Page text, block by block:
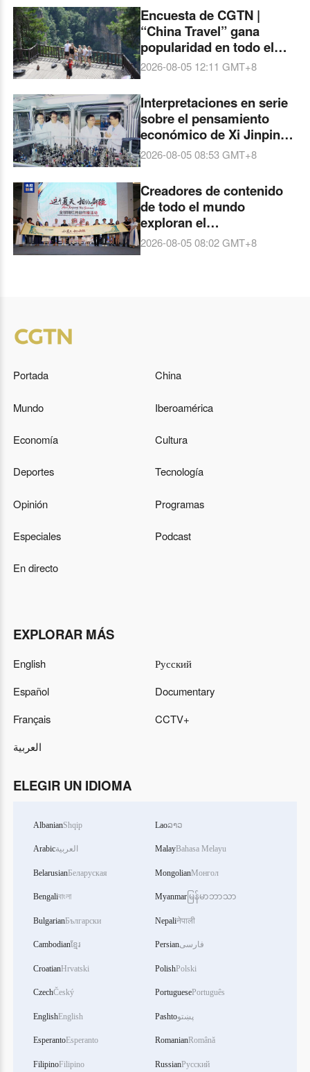
Encuesta de CGTN |
“China Travel” gana
popularidad en todo el
mundo. Más del 90 % de
aumento del interés
global por China
2026-08-05 12:11 GMT+8
Interpretaciones en serie
sobre el pensamiento
económico de Xi Jinping:
El nacimiento de
liderazgo internacional de
China en computación
cuántica fotónica
2026-08-05 08:53GMT+8
Creadores de contenido
de todo el mundo
exploran el
patrimonio milenario y la
2026-08-05 08:02GMT+8
Portada China
Mundo Iberoamérica
Economía Cultura
Deportes Tecnología
Opinión Programas
Especiales Podcast
En directo
EXPLORAR MÁS
English
Español
Français
العربية
Русский
Documentary
CCTV+
ELEGIR UN IDIOMA
AlbanianShqip
Arabicالعربية
BelarusianБеларуская
Bengaliবাংলা
BulgarianБългарски
Cambodianខ្មែរ
CroatianHrvatski
CzechČeský
EnglishEnglish
EsperantoEsperanto
FilipinoFilipino
Laoລາວ
MalayBahasa Melayu
MongolianМонгол
Myanmar မြန်မာဘာသာ
Nepaliनेपाली
Persianفارسی
PolishPolski
PortuguesePortuguês
Pashtoپښتو
RomanianRomână
RussianРусский